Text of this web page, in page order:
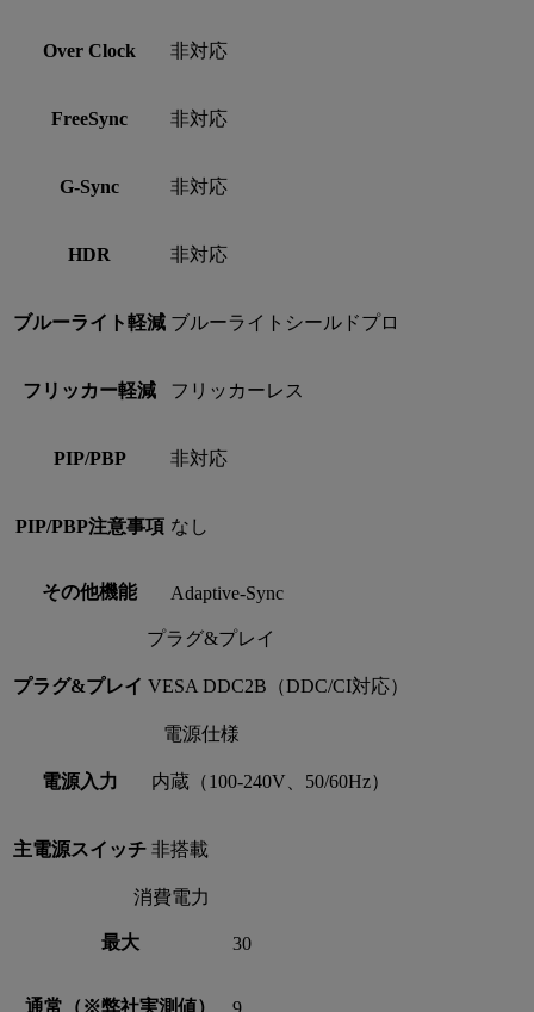
Over Clock 非対応
FreeSync 非対応
G-Sync 非対応
HDR 非対応
ブルーライト軽減 ブルーライトシールドプロ
フリッカー軽減 フリッカーレス
PIP/PBP 非対応
PIP/PBP注意事項 なし
その他機能 Adaptive-Sync
プラグ&プレイ
プラグ&プレイ VESA DDC2B（DDC/CI対応）
電源仕様
電源入力 内蔵（100-240V、50/60Hz）
主電源スイッチ 非搭載
消費電力
最大 30
通常（※弊社実測値）